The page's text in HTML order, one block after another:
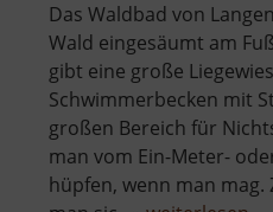
Das Waldbad von
Wald eingesäumt am
gibt eine große
Schwimmerbecken mit
großen Bereich für
man vom Ein-Meter-
hüpfen, wenn man